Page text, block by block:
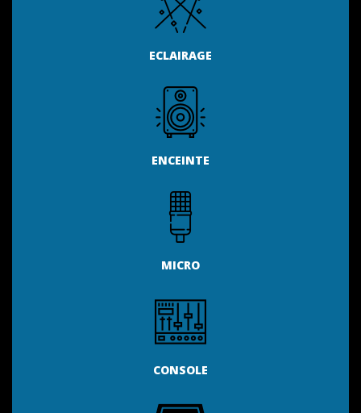
ECLAIRAGE
ENCEINTE
MICRO
CONSOLE